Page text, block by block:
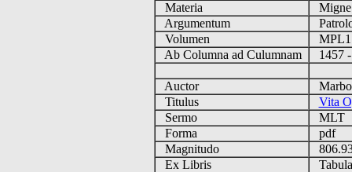
Materia
Argumentum
Volumen
Ab Columna ad Culumnam
1457
Auctor
Titulus
Vita
Sermo
MLT
Forma
pdf
Magnitudo
Ex Libris